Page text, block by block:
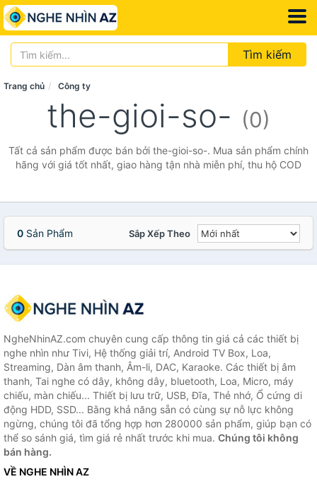
Tìm kiếm
Trang chủ Công ty
the-gioi-so- (0)
Tất cả sản phẩm được bán bởi the-gioi-so-. Mua sản phẩm chính
hãng với giá tốt nhất, giao hàng tận nhà miễn phí, thu hộ COD
0 Sản Phẩm Sắp Xếp Theo
NgheNhinAZ.com chuyên cung cấp thông tin giá cả các thiết bị
nghe nhìn như Tivi, Hệ thống giải trí, Android TV Box, Loa,
Streaming, Dàn âm thanh, Âm-li, DAC, Karaoke. Các thiết bị âm
thanh, Tai nghe có dây, không dây, bluetooth, Loa, Micro, máy
chiếu, màn chiếu... Thiết bị lưu trữ, USB, Đĩa, Thẻ nhớ, Ổ cứng di
động HDD, SSD... Bằng khả năng sẵn có cùng sự nỗ lực không
ngừng, chúng tôi đã tổng hợp hơn 280000 sản phẩm, giúp bạn có
thể so sánh giá, tìm giá rẻ nhất trước khi mua. Chúng tôi không
bán hàng.
VỀ NGHE NHÌN AZ